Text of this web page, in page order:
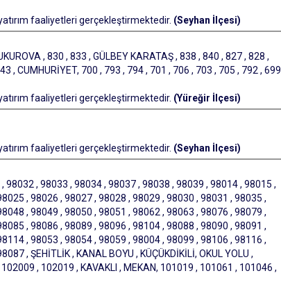
faaliyetleri gerçekleştirmektedir. (Seyhan İlçesi)
, 830 , 833 , GÜLBEY KARATAŞ , 838 , 840 , 827 , 828 ,
, CUMHURİYET, 700 , 793 , 794 , 701 , 706 , 703 , 705 , 792 , 699
faaliyetleri gerçekleştirmektedir. (Yüreğir İlçesi)
faaliyetleri gerçekleştirmektedir. (Seyhan İlçesi)
98032 , 98033 , 98034 , 98037 , 98038 , 98039 , 98014 , 98015 ,
, 98026 , 98027 , 98028 , 98029 , 98030 , 98031 , 98035 ,
, 98049 , 98050 , 98051 , 98062 , 98063 , 98076 , 98079 ,
, 98086 , 98089 , 98096 , 98104 , 98088 , 98090 , 98091 ,
, 98053 , 98054 , 98059 , 98004 , 98099 , 98106 , 98116 ,
, ŞEHİTLİK , KANAL BOYU , KÜÇÜKDİKİLİ, OKUL YOLU ,
, 102019 , KAVAKLI , MEKAN, 101019 , 101061 , 101046 ,